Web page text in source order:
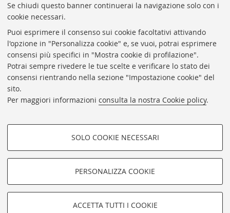
Se chiudi questo banner continuerai la navigazione solo con i
cookie necessari.
Puoi esprimere il consenso sui cookie facoltativi attivando
l'opzione in "Personalizza cookie" e, se vuoi, potrai esprimere
consensi più specifici in "Mostra cookie di profilazione".
Potrai sempre rivedere le tue scelte e verificare lo stato dei
consensi rientrando nella sezione "Impostazione cookie" del
sito.
Per maggiori informazioni consulta la nostra Cookie policy.
COOKIE DI PROFILAZIONE -
FACOLTATIVI
navigazione degli utenti, creare profili in base al loro comportamento
SOLO COOKIE NECESSARI
PERSONALIZZA COOKIE
ACCETTA TUTTI I COOKIE
Via Zamboni, 33/35 - 40126 Bologna (BO)
Tel. +39 051 2088306 - Fax +39 051 2088385
bub.info@unibo.it
bub.biblioteca@pec.unibo.it
Dove siamo
Orario dei servizi
Helpdesk
Rubrica di Ateneo
Privacy e note legali
©Copyright 2026 - ALMA MATER STUDIORUM - Università di